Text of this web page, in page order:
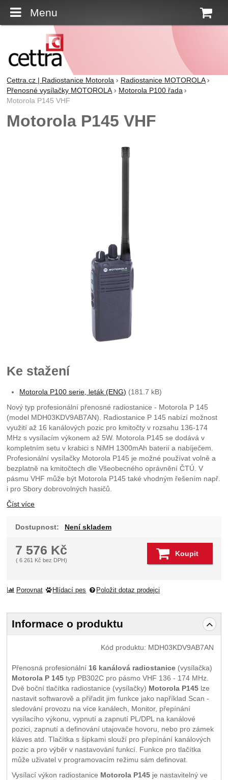
Menu
Cettra.cz | Radiostanice Motorola
Radiostanice MOTOROLA
Přenosné vysílačky MOTOROLA
Motorola P100 řada
Motorola P145 VHF
Motorola P145 VHF
Ke stažení
Motorola P100 serie, leták (ENG) (181.7 kB)
Nový typ profesionální přenosné radiostanice - Motorola P 145
(model MDH03KDV9AB7AN). Radiostanice P 145 nabízí možnost
využití až 16 kanálových pozic pro kmitočty v rozsahu 136-174
MHz s vysílacím výkonem až 5W. Motorola P145 se dodává v
kompletním setu v krabici s NiMH 1300mAh baterií a nabíječem.
Profesionální vysílačky Motorola P145 je možné používat volně a
bezplatně na kmitočtech dle Všeobecného oprávnění ČTÚ. V
pásmu VHF může být Motorola P145 také vhodným řešením např.
i pro Sbory dobrovolných hasičů.
Číst více
Dostupnost: Není skladem
7 576 Kč
(6 261 Kč bez DPH)
Koupit
Porovnat Hlídací pes Položit dotaz prodejci
Informace o produktu
Kód produktu: MDH03KDV9AB7AN
Přenosná profesionální 16 kanálová radiostanice(vysílačka)
Motorola P 145typ PB302C pro pásmo VHF 136 - 174 MHz.
Dvě boční tlačítka radiostanice (vysílačky) Motorola P145lze
nastavit softwarově a přiřadit jim funkce jako například Scan -
sledování provozu na více kanálech, Monitor, přepínání
vysílacího výkonu, vypnutí a zapnutí PL/DPL na kanálové
pozici, zapnutí a definování utajovače hovoru, nebo pro zámek
kláves atd. Tlačítka s šipkami slouží pro přepínání kanálových
pozic a pro výběr v nastavování funkcí. Funkce pro tlačítka
může uživatel v programovacím režimu sám definovat.
Vysílací výkon radiostanice Motorola P145je nastavitelný ve